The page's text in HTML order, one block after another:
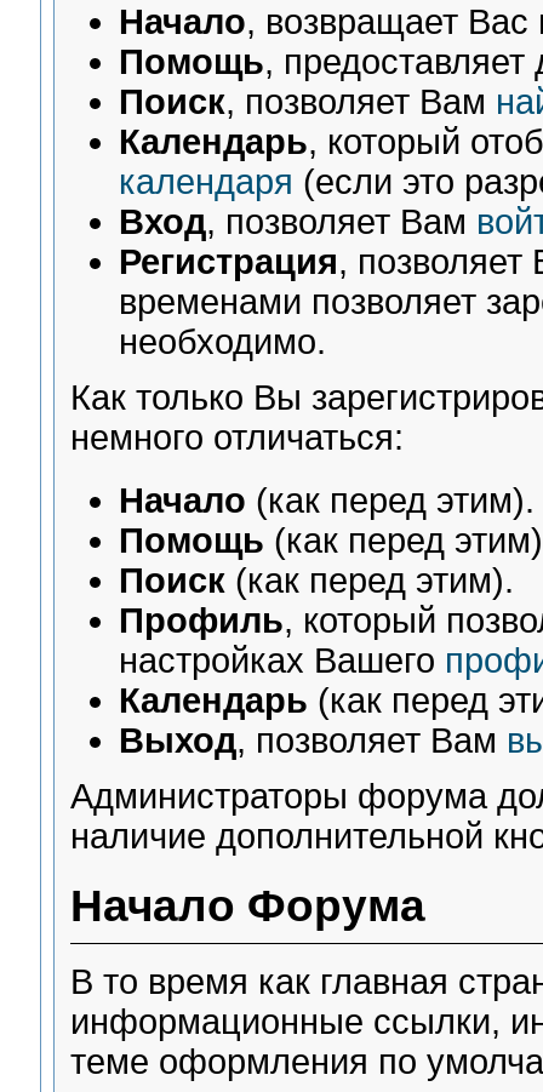
Начало, возвращает
Помощь, предоставляет
Поиск, позволяет Вам
Календарь, который
календаря (если это
Вход, позволяет Вам
Регистрация,
временами позволяет
необходимо.
Как только Вы
немного отличаться:
Начало (как перед этим).
Помощь (как перед
Поиск (как перед этим).
Профиль, который
настройках Вашего
Календарь (как перед
Выход, позволяет Вам
Администраторы форума
наличие дополнительной
Начало Форума
В то время как главная
информационные ссылки,
теме оформления по